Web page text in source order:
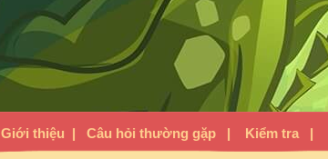
Giới thiệu | Câu hỏi thường gặp | Kiểm tra |